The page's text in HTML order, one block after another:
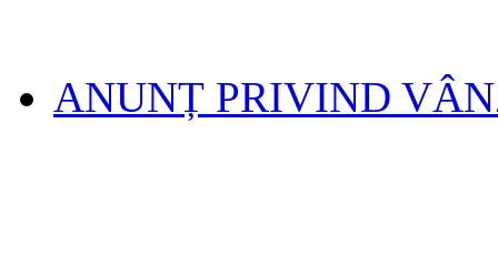
ANUNȚ PRIVIND